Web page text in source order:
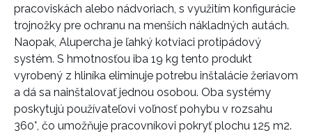
pracoviskách alebo nádvoriach, s využitím konfigurácie
trojnožky pre ochranu na menších nákladných autách.
Naopak, Alupercha je ľahký kotviaci protipádový
systém. S hmotnosťou iba 19 kg tento produkt
vyrobený z hliníka eliminuje potrebu inštalácie žeriavom
a dá sa nainštalovať jednou osobou. Oba systémy
poskytujú používateľovi voľnosť pohybu v rozsahu
360°, čo umožňuje pracovníkovi pokryť plochu 125 m2.